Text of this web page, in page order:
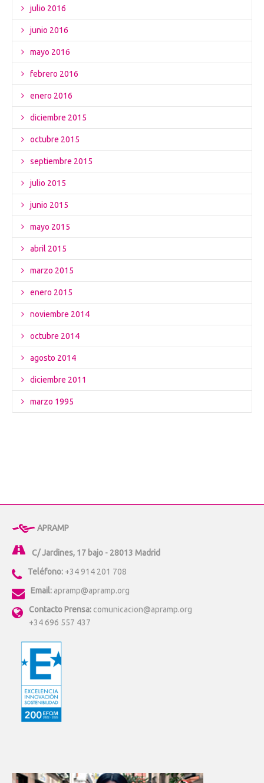
julio 2016
junio 2016
mayo 2016
febrero 2016
enero 2016
diciembre 2015
octubre 2015
septiembre 2015
julio 2015
junio 2015
mayo 2015
abril 2015
marzo 2015
enero 2015
noviembre 2014
octubre 2014
agosto 2014
diciembre 2011
marzo 1995
APRAMP
C/ Jardines, 17 bajo - 28013 Madrid
Teléfono: +34 914 201 708
Email: apramp@apramp.org
Contacto Prensa: comunicacion@apramp.org
+34 696 557 437